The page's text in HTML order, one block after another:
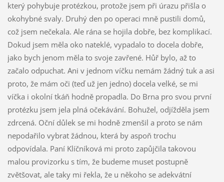
který pohybuje protézkou, protože jsem při úrazu přišla o
okohybné svaly. Druhý den po operaci mně pustili domů,
což jsem nečekala. Ale rána se hojila dobře, bez komplikací.
Dokud jsem měla oko nateklé, vypadalo to docela dobře,
jako bych jenom měla to svoje zavřené. Hůř bylo, až to
začalo odpuchat. Ani v jednom víčku nemám žádný tuk a asi
proto, že mám oči (teď už jen jedno) docela velké, se mi
víčka i okolní tkáň hodně propadla. Do Brna pro svou první
protézku jsem jela plná očekávání. Bohužel, odjížděla jsem
zdrcená. Oční důlek se mi hodně zmenšil a proto se nám
nepodařilo vybrat žádnou, která by aspoň trochu
odpovídala. Paní Klíčníková mi proto zapůjčila takovou
malou provizorku s tím, že budeme muset postupně
zvětšovat, ale taky mi řekla, že u někoho se adekvátní